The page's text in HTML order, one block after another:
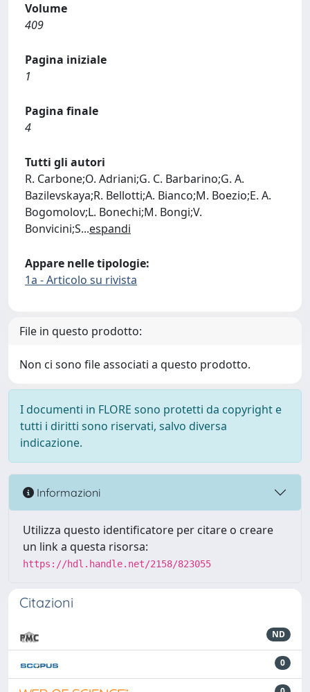
Volume
409
Pagina iniziale
1
Pagina finale
4
Tutti gli autori
R. Carbone;O. Adriani;G. C. Barbarino;G. A.
Bazilevskaya;R. Bellotti;A. Bianco;M. Boezio;E. A.
Bogomolov;L. Bonechi;M. Bongi;V.
Bonvicini;S...espandi
Appare nelle tipologie:
1a - Articolo su rivista
File in questo prodotto:
Non ci sono file associati a questo prodotto.
I documenti in FLORE sono protetti da copyright e
tutti i diritti sono riservati, salvo diversa
indicazione.
Informazioni
Utilizza questo identificatore per citare o creare
un link a questa risorsa:
https://hdl.handle.net/2158/823055
Citazioni
ND
0